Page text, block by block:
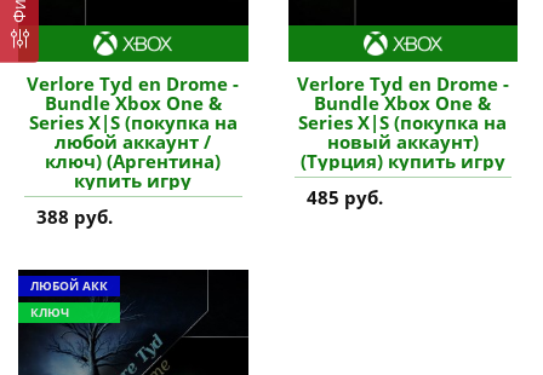
Verlore Tyd en Drome -
Bundle Xbox One &
Series X|S (покупка на
любой аккаунт /
ключ) (Аргентина)
купить игру
388 руб.
Verlore Tyd en Drome -
Bundle Xbox One &
Series X|S (покупка на
новый аккаунт)
(Турция) купить игру
485 руб.
ЛЮБОЙ АКК
КЛЮЧ